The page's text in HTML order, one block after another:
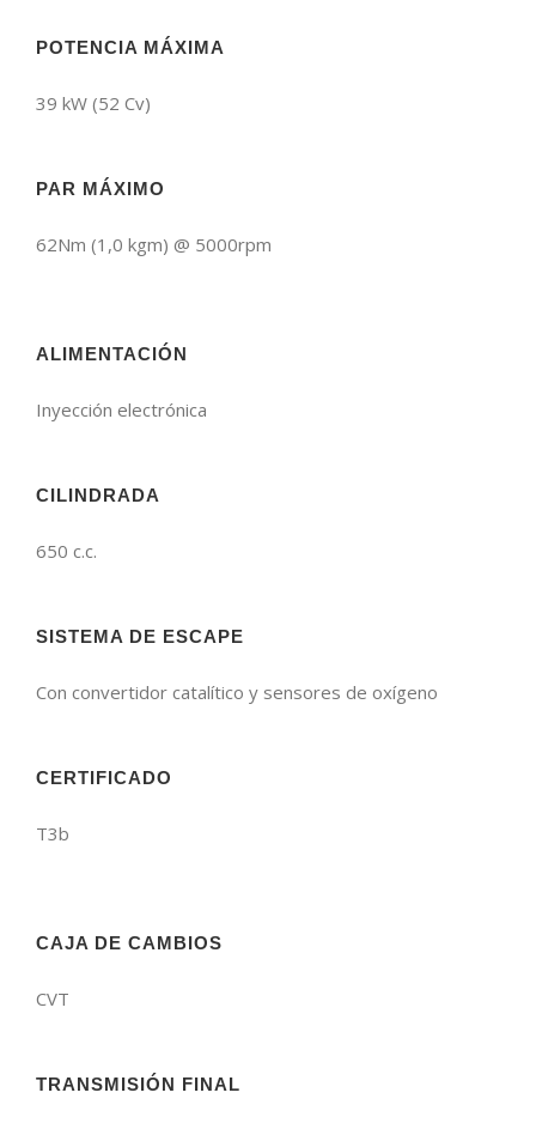
POTENCIA MÁXIMA
39 kW (52 Cv)
PAR MÁXIMO
62Nm (1,0 kgm) @ 5000rpm
ALIMENTACIÓN
Inyección electrónica
CILINDRADA
650 c.c.
SISTEMA DE ESCAPE
Con convertidor catalítico y sensores de oxígeno
CERTIFICADO
T3b
CAJA DE CAMBIOS
CVT
TRANSMISIÓN FINAL